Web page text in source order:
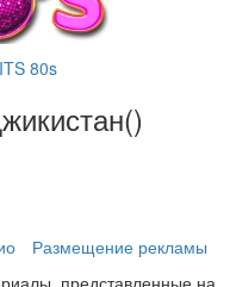
80s
)
Размещение рекламы
представленные на